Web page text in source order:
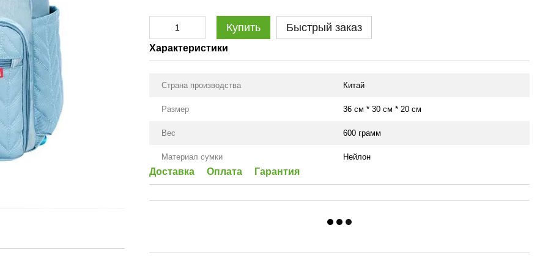
Купить Быстрый заказ
Характеристики
Страна производства Китай
Размер 36 см * 30 см * 20 см
Вес 600 грамм
Материал сумки Нейлон
Доставка Оплата Гарантия